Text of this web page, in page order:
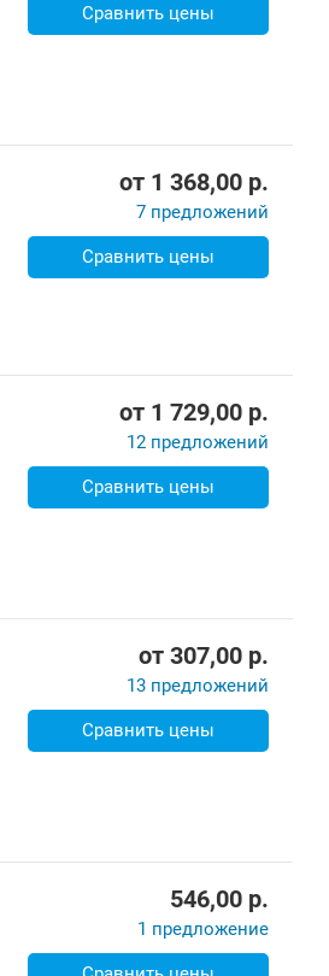
Сравнить цены
от 1 368,00 p.
7 предложений
Сравнить цены
от 1 729,00 p.
12 предложений
Сравнить цены
от 307,00 p.
13 предложений
Сравнить цены
546,00 p.
1 предложение